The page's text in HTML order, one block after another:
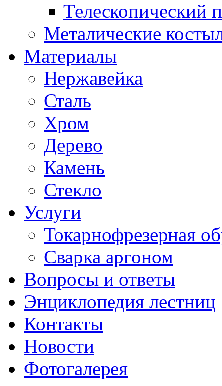
Телескопический
Металические
Материалы
Нержавейка
Сталь
Хром
Дерево
Камень
Стекло
Услуги
Токарнофрезерная
Сварка аргоном
Вопросы и ответы
Энциклопедия лестниц
Контакты
Новости
Фотогалерея